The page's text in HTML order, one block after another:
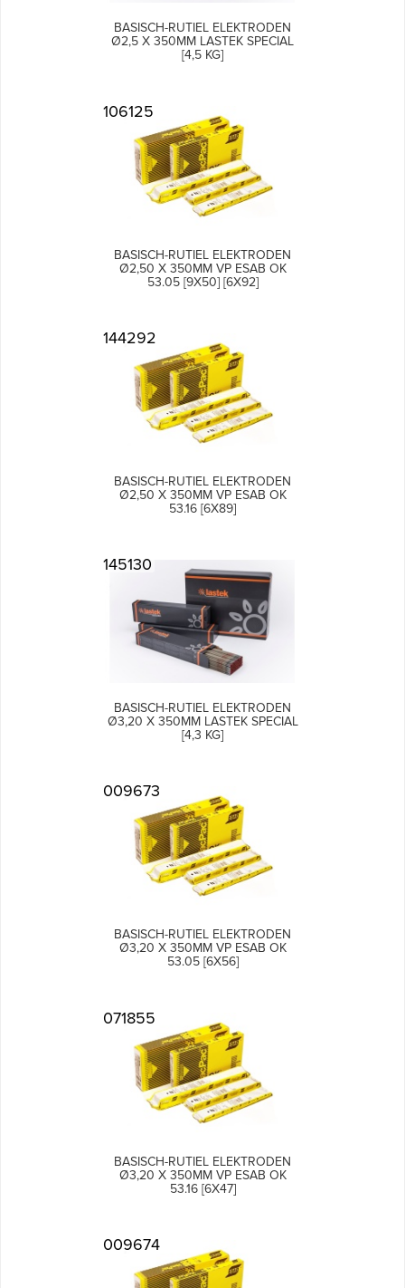
BASISCH-RUTIEL ELEKTRODEN
Ø2,5 X 350MM LASTEK SPECIAL
[4,5 KG]
106125
BASISCH-RUTIEL ELEKTRODEN
Ø2,50 X 350MM VP ESAB OK
53.05 [9X50] [6X92]
144292
BASISCH-RUTIEL ELEKTRODEN
Ø2,50 X 350MM VP ESAB OK
53.16 [6X89]
145130
BASISCH-RUTIEL ELEKTRODEN
Ø3,20 X 350MM LASTEK SPECIAL
[4,3 KG]
009673
BASISCH-RUTIEL ELEKTRODEN
Ø3,20 X 350MM VP ESAB OK
53.05 [6X56]
071855
BASISCH-RUTIEL ELEKTRODEN
Ø3,20 X 350MM VP ESAB OK
53.16 [6X47]
009674